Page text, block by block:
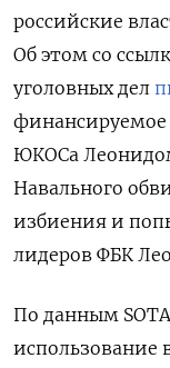
российские
Об этом со
уголовных дел
ЮКОСа
Навального
избиения и
лидеров ФБК
По данным
использование